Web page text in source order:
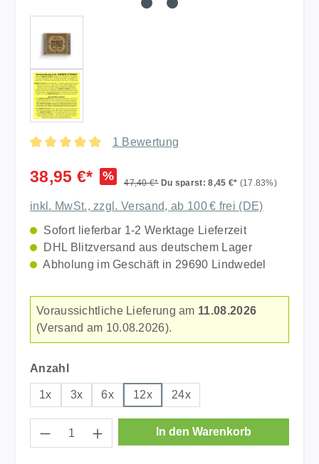
1 Bewertung
38,95 €* % 47,40 €* Du sparst: 8,45 €* (17.83%)
inkl. MwSt., zzgl. Versand, ab 100 € frei (DE)
Sofort lieferbar 1-2 Werktage Lieferzeit
DHL Blitzversand aus deutschem Lager
Abholung im Geschäft in 29690 Lindwedel
Voraussichtliche Lieferung am 11.08.2026
(Versand am 10.08.2026).
Anzahl auswählen
1x 3x 6x 12x 24x
Produkt Anzahl: Gib den gewünschten
In den Warenkorb